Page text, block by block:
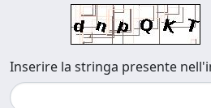
Inserire la stringa presente